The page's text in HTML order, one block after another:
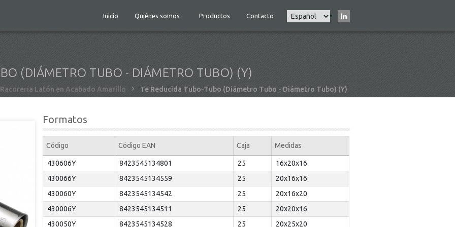
Main
navigation
Inicio Quiénes somos Productos Contacto
Select
your
language
(DIÁMETRO TUBO - DIÁMETRO TUBO) (Y)
Racorería Latón en Acabado Amarillo Te Reducida Tubo-Tubo (Diámetro Tubo - Diámetro Tubo) (Y)
Formatos
Código Código EAN Caja Medidas
430606Y 8423545134801 25
16x20x16
430066Y
8423545134559 25
20x16x16
430060Y
8423545134542 25
20x16x20
430006Y
8423545134511 25
20x20x16
430050Y
8423545134528 25
20x25x20